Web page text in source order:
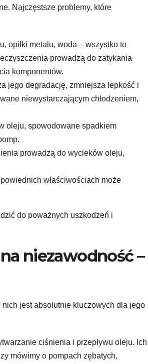
Najczęstsze problemy, które
opiłki metalu, woda – wszystko to
prowadzą do zatykania
komponentów.
jego degradację, zmniejsza lepkość i
niewystarczającym chłodzeniem,
oleju, spowodowane spadkiem
prowadzą do wycieków oleju,
właściwościach może
do poważnych uszkodzeń i
niezawodność –
jest absolutnie kluczowych dla jego
ciśnienia i przepływu oleju. Ich
mówimy o pompach zębatych,